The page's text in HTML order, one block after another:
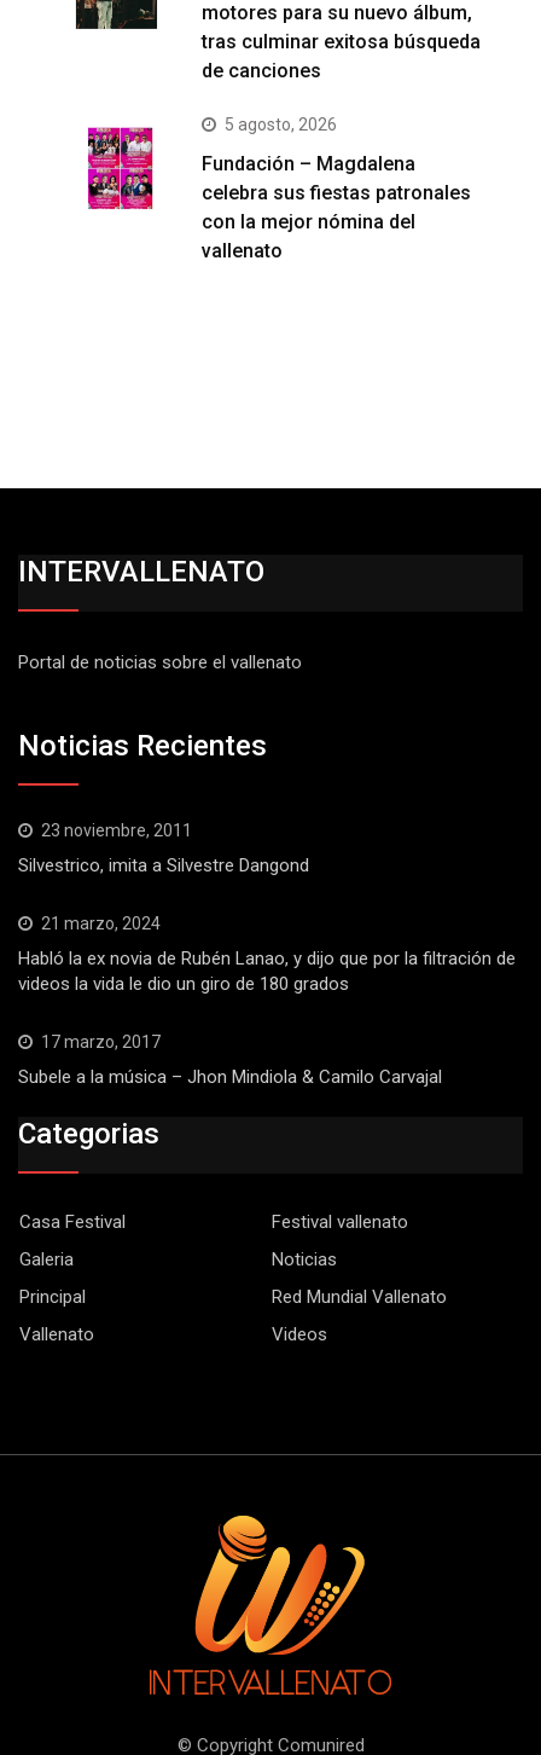
motores para su nuevo álbum,
tras culminar exitosa búsqueda
de canciones
5 agosto, 2026
Fundación – Magdalena
celebra sus fiestas patronales
con la mejor nómina del
vallenato
INTERVALLENATO
Portal de noticias sobre el vallenato
Noticias Recientes
23 noviembre, 2011
Silvestrico, imita a Silvestre Dangond
21 marzo, 2024
Habló la ex novia de Rubén Lanao, y dijo que por la filtración de
videos la vida le dio un giro de 180 grados
17 marzo, 2017
Subele a la música – Jhon Mindiola & Camilo Carvajal
Categorias
Casa Festival
Festival vallenato
Galeria
Noticias
Principal
Red Mundial Vallenato
Vallenato
Videos
© Copyright Comunired